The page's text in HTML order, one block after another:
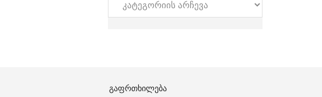
ᲒᲐᲤᲠᲗᲮᲘᲚᲔᲑᲐ